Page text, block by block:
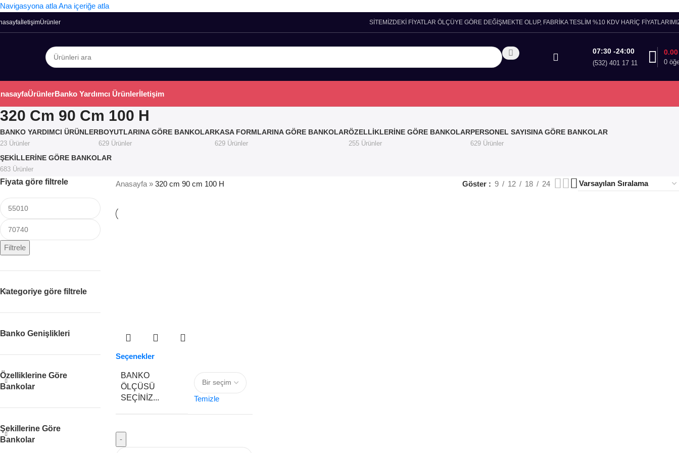
Navigasyona atlaAna içeriğe atla
İletişimÜrünler SİTEMİZDEKİ FİYATLAR ÖLÇÜYE GÖRE DEĞİŞMEKTE OLUP, FABRİKA TESLİM %10 KDV HARİÇ
07:30 -24:00
(532) 401 17 11 0
ÜrünlerBanko Yardımcı Ürünlerİletişim
320 Cm 90 Cm 100 H
BANKO YARDIMCI ÜRÜNLER
23 Ürünler
BOYUTLARINA GÖRE BANKOLAR
629 Ürünler
KASA FORMLARINA GÖRE BANKOLAR
629 Ürünler
ÖZELLIKLERINE GÖRE BANKOLAR
255 Ürünler
PERSONEL SAYISINA GÖRE BANKOLAR
629 Ürünler
ŞEKILLERINE GÖRE BANKOLAR
683 Ürünler
Fiyata göre filtrele
Filtrele
Kategoriye göre filtrele
Banko Genişlikleri
Özelliklerine Göre
Bankolar
Şekillerine Göre
Bankolar
Anasayfa » 320 cm 90 cm 100 H Göster 9 12 18 24
Seçenekler
BANKO
ÖLÇÜSÜ
SEÇINIZ...
Temizle
-